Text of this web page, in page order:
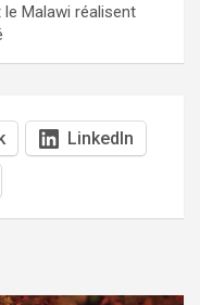
Malawi réalisent
LinkedIn